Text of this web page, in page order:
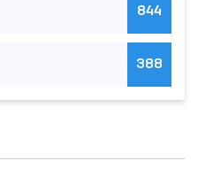
844
388